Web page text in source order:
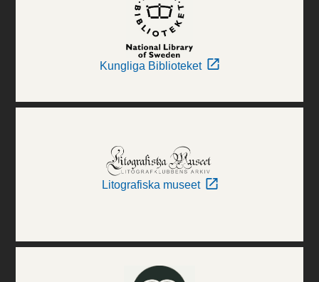
Kungliga Biblioteket
Litografiska museet